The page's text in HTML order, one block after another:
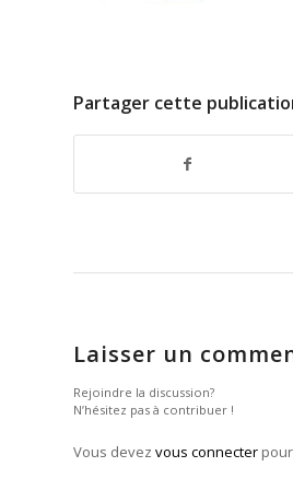
Partager cette
Laisser un
Rejoindre la discussion?
N’hésitez pas à contribuer !
Vous devez vous connecter